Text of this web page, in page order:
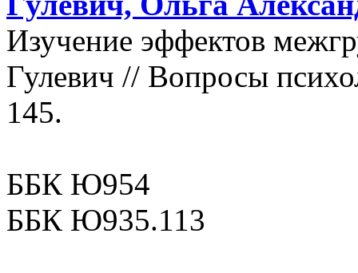
Изучение эффектов
Гулевич // Вопросы
145.
ББК Ю954
ББК Ю935.113